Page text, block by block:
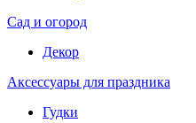
Сад и огород
Декор
Аксессуары для праздника
Гудки